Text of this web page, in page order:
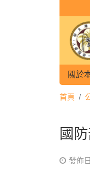
關於
首頁
國
發佈